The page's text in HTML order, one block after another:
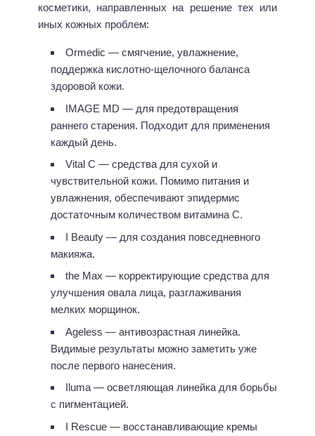
косметики, направленных на решение тех или
иных кожных проблем:
Ormedic — смягчение, увлажнение,
поддержка кислотно-щелочного баланса
здоровой кожи.
IMAGE MD — для предотвращения
раннего старения. Подходит для применения
каждый день.
Vital C — средства для сухой и
чувствительной кожи. Помимо питания и
увлажнения, обеспечивают эпидермис
достаточным количеством витамина С.
I Beauty — для создания повседневного
макияжа.
the Max — корректирующие средства для
улучшения овала лица, разглаживания
мелких морщинок.
Ageless — антивозрастная линейка.
Видимые результаты можно заметить уже
после первого нанесения.
Iluma — осветляющая линейка для борьбы
с пигментацией.
I Rescue — восстанавливающие кремы